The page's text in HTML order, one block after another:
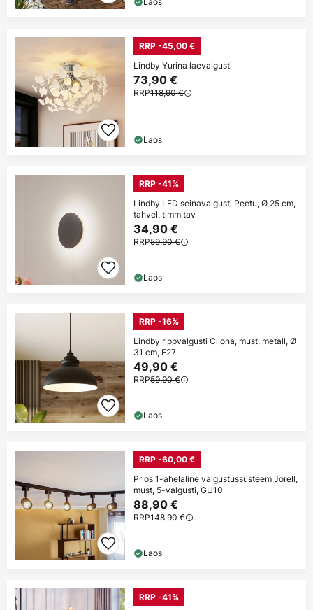
RRP -45,00 €
Lindby Yurina laevalgusti
73,90 €
RRP118,90 €
Laos
RRP -41%
Lindby LED seinavalgusti Peetu, Ø 25 cm,
tahvel, timmitav
34,90 €
RRP59,90 €
Laos
RRP -16%
Lindby rippvalgusti Cliona, must, metall, Ø
31 cm, E27
49,90 €
RRP59,90 €
Laos
RRP -60,00 €
Prios 1-ahelaline valgustussüsteem Jorell,
must, 5-valgusti, GU10
88,90 €
RRP148,90 €
Laos
RRP -41%